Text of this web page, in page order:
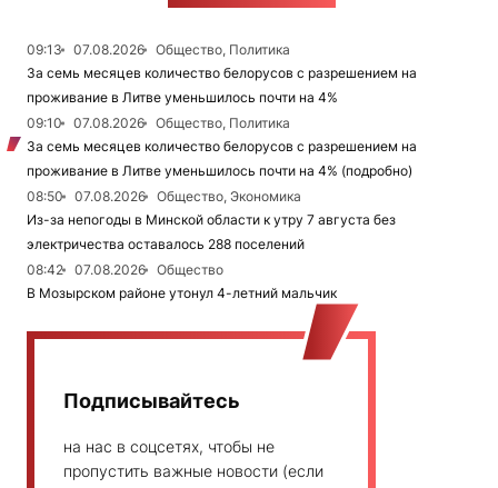
09:13 07.08.2026
Общество, Политика
За семь месяцев количество белорусов с разрешением на
проживание в Литве уменьшилось почти на 4%
09:10
07.08.2026
Общество, Политика
За семь месяцев количество белорусов с разрешением на
проживание в Литве уменьшилось почти на 4% (подробно)
08:50
07.08.2026
Общество, Экономика
Из-за непогоды в Минской области к утру 7 августа без
электричества оставалось 288 поселений
08:42
07.08.2026
Общество
В Мозырском районе утонул 4-летний мальчик
Подписывайтесь
на нас в соцсетях, чтобы не
пропустить важные новости (если